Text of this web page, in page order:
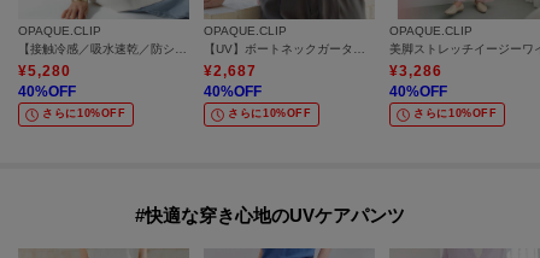
OPAQUE.CLIP
【接触冷感／吸水速乾／防シワ】リネンライクテーラードジャケット《洗濯機OK》
¥5,280
40%OFF
さらに10%OFF
OPAQUE.CLIP
【UV】ボートネックガーターニット《6col／洗濯機OK》
¥2,687
40%OFF
さらに10%OFF
OPAQUE.CLIP
¥3,286
40%OFF
さらに10%OFF
#快適な穿き心地のUVケアパンツ